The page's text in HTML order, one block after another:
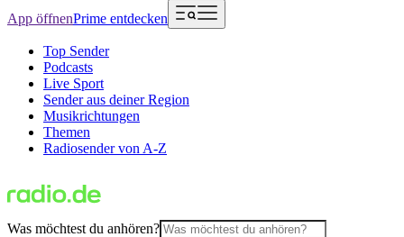
App öffnenPrime entdecken
Top Sender
Podcasts
Live Sport
Sender aus deiner Region
Musikrichtungen
Themen
Radiosender von A-Z
Was möchtest du anhören?